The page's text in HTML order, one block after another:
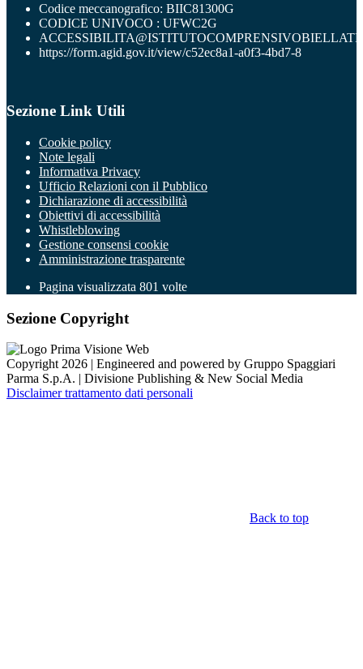
Codice meccanografico: BIIC81300G
CODICE UNIVOCO : UFWC2G
https://form.agid.gov.it/view/c52ec8a1-a0f3-4bd7-8
Sezione Link Utili
Cookie policy
Note legali
Informativa Privacy
Ufficio Relazioni con il Pubblico
Dichiarazione di accessibilità
Obiettivi di accessibilità
Whistleblowing
Gestione consensi cookie
Amministrazione trasparente
Pagina visualizzata 801 volte
Sezione Copyright
Copyright 2026 | Engineered and powered by Gruppo Spaggiari
Parma S.p.A. | Divisione Publishing & New Social Media
Disclaimer trattamento dati personali
Back to top